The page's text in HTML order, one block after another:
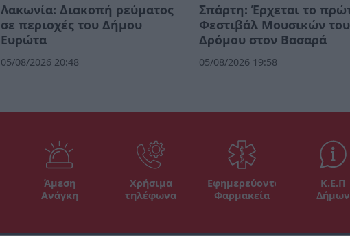
Λακωνία: Διακοπή ρεύματος
σε περιοχές του Δήμου
Ευρώτα
05/08/2026 20:48
Σπάρτη: Έρχεται το
Φεστιβάλ Μουσικών του
Δρόμου στον Βασαρά
05/08/2026 19:58
Άμεση
Ανάγκη
Χρήσιμα
τηλέφωνα
Εφημερεύοντα
Φαρμακεία
Κ.Ε.Π
Δήμων